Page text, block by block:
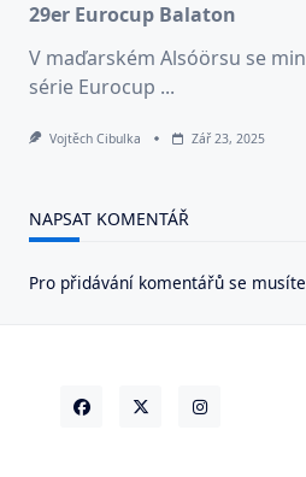
29er Eurocup Balaton
V maďarském Alsóörsu se
série Eurocup ...
Vojtěch Cibulka Zář 23, 2025
NAPSAT KOMENTÁŘ
Pro přidávání komentářů se